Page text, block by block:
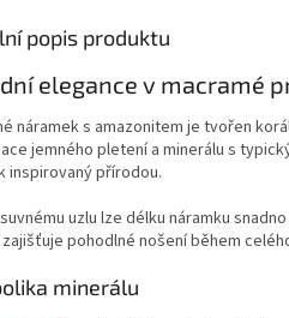
popis produktu
elegance v macramé
náramek s amazonitem je tvořen
jemného pletení a minerálu s
inspirovaný přírodou.
uzlu lze délku náramku
pohodlné nošení během
minerálu